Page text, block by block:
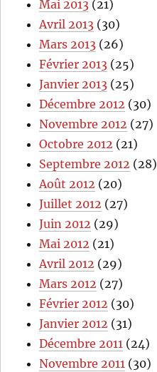
Mai 2013 (21)
Avril 2013 (30)
Mars 2013 (26)
Février 2013 (25)
Janvier 2013 (25)
Décembre 2012 (30)
Novembre 2012 (27)
Octobre 2012 (21)
Septembre 2012 (28)
Août 2012 (20)
Juillet 2012 (27)
Juin 2012 (29)
Mai 2012 (21)
Avril 2012 (29)
Mars 2012 (27)
Février 2012 (30)
Janvier 2012 (31)
Décembre 2011 (24)
Novembre 2011 (30)